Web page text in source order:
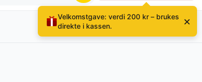
Velkomstgave: verdi 200 kr – brukes
direkte i kassen.
×